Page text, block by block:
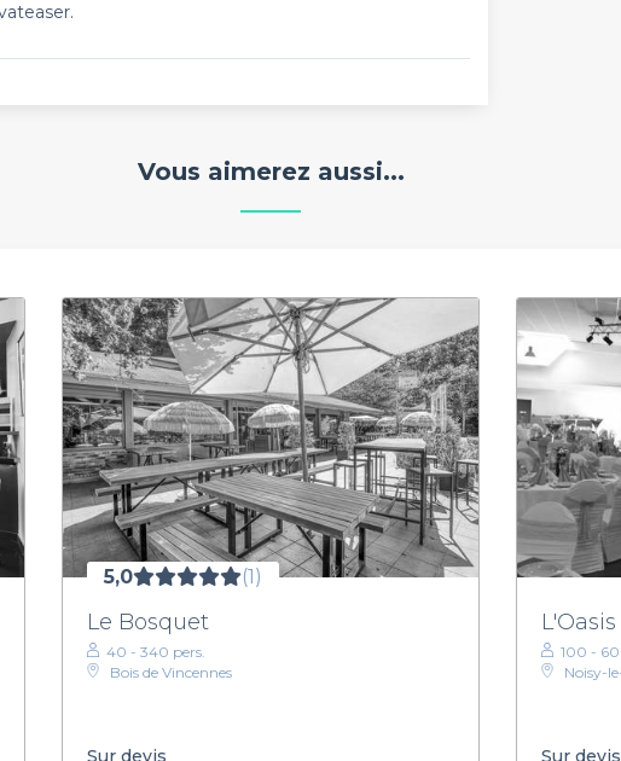
Vous aimerez aussi...
5,0 (1)
Le Bosquet
40 - 340 pers.
Bois de Vincennes
Sur devis
100 -
Noisy-
Sur devis